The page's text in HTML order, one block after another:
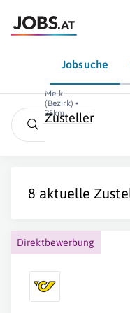
Jobsuche
Melk
(Bezirk) •
25km
Zusteller
8 aktuelle
Direktbewerbung